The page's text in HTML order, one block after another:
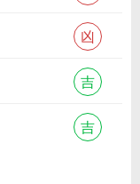
凶
吉
吉